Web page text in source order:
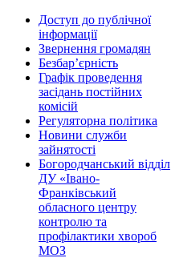
Доступ до публічної
інформації
Звернення громадян
Безбар’єрність
Графік проведення
засідань постійних
комісій
Регуляторна політика
Новини служби
зайнятості
Богородчанський відділ
ДУ «Івано-
Франківський
обласного центру
контролю та
профілактики хвороб
МОЗ